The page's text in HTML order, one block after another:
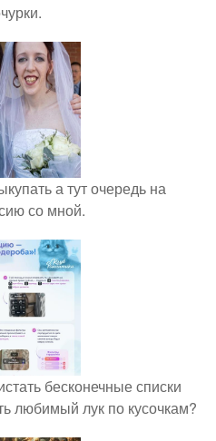
а тут очередь на
со мной.
бесконечные списки
любимый лук по кусочкам?